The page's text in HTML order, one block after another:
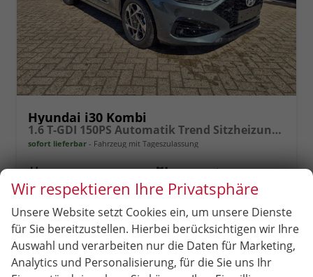
Hyundai i30 Kombi
1.6 T-GDI 150PS Automatik Trend Sitzheizung Lenkradheizung Klimaautomatik PDC v+h Rückf.Kamera Navi Apple CarPlay + Android Auto 16"LM
sofort lieferbar Fahrzeug mit Tageszulassung
Fahrzeugnr. 97839 GetriebeAutomatik
Kraftstoff Benzin Außenfarbe
Cypress Green
110 kW (150 PS)
2 km
19.06.2026
26.239,– €
incl. 19% MwSt.
Rückruf PDF-
Fahrzeug
Wir respektieren Ihre Privatsphäre
Unsere Website setzt Cookies ein, um unsere Dienste
für Sie bereitzustellen. Hierbei berücksichtigen wir Ihre
Auswahl und verarbeiten nur die Daten für Marketing,
Analytics und Personalisierung, für die Sie uns Ihr